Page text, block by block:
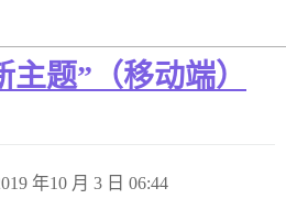
题”（移动端）
年10 月 3 日 06:44